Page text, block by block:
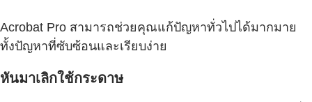
Acrobat Pro สามารถช่วยคุณแก้ปัญหาทั่วไปได้มากมาย
ทั้งปัญหาที่ซับซ้อนและเรียบง่าย
หันมาเลิกใช้กระดาษ